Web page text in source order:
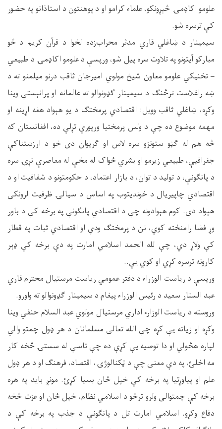
علومو اکاډمۍ څېړونکو، علماء کرامو او د پوهنتون د استاذانو په حضور
کې ترسره شو.
سیمینار د ښاغلي قاري مدثر محراب‌زده لخوا د قرآن کریم د څو
مبارکو آیتونو په تلاوت سره پیل شو، ورپسې د علومو اکاډمۍ د طبیعي
– تخنیکي علومو معاون شیخ مولوي امیرجان ثاقب درنو میلمنو ته د
ښه راغلاست ترڅنګ د سیمینار ګډونوالو ته عالمانه او پرانېستې وینا
وکړه، ښاغلي ثاقب وویل: اقتصادي پرمختګ د یو هېواد هغه اړینه او
مهمه موضوع ده چې د ولس پرمختیا ورپورې تړلې ده، افغانستان که
څه هم له ګڼو ستونزو سره لاس او ګریوان دی خو د ارزښتناکې
جغرافیې، طبیعي زیرمو او بشري ځواک له مخې له معاصرې نړۍ سره
د پانګونې، د تولید د توان، د بازار اعتماد، د حکومتونو د شفافیت او د
اقتصادي چاپیریال د خونديتوب په اساس د سیالۍ ظرفیت لرونکی
هېواد دی. کوم هېوادونه چې د اقتصادي پانګونې په برخه کې د باور
وړ فضا رامنځته کوي، نن د پرمختګ ودې او اقتصادي ثبات په قطار
کې ولاړ دي، چې لله الحمد اسلامي امارت په دې برخه کې ډېر
کارونه ترسره کړي او کوي یې..
ورپسې د ریاست الوزراء د دفتر عمومي ریاست مرستیال محترم قاري
عبد الستار سعید د رئیس الوزراء پیغام د سیمینار ګډونوالو ته واورو.
وروسته د ریاست الوزارء اداري مرستیال مولوي عبد السلام حنفي وینا
وکړه او زیاته یې کړه چې الله تعالی مسلمانان د هر ډول چمتو والي
لپاره هڅولي او دا توصیه یې کړې ده چې تاسې له سستۍ څخه کار
مه اخلئ، په دې معنی چې د ټکنالوژۍ، اقتصاد، فرهنګ او د هر ډول
علم او پیاوړتیا په برخه کې خپل ځان بسیا کړئ. مونږ باید په هره
برخه کې چمتوالی ولرو ترڅو د اسلامي نظام، خپل ځان او عزت څخه
دفاع وکړو. اسلامي امارت تل د پانګونې د جذب په برخه کې د